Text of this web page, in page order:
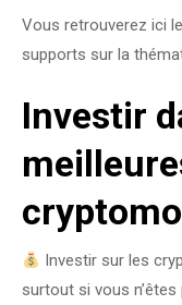
Vous retrouverez ici
supports sur la
Investir
Investir sur les
surtout si vous